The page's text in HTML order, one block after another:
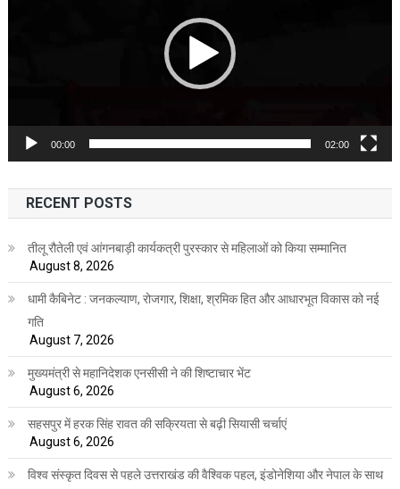
00:00 02:00
RECENT POSTS
तीलू रौतेली एवं आंगनबाड़ी कार्यकत्री पुरस्कार से महिलाओं को किया सम्मानित
August 8, 2026
धामी कैबिनेट : जनकल्याण, रोजगार, शिक्षा, श्रमिक हित और आधारभूत विकास को नई
गति
August 7, 2026
मुख्यमंत्री से महानिदेशक एनसीसी ने की शिष्टाचार भेंट
August 6, 2026
सहसपुर में हरक सिंह रावत की सक्रियता से बढ़ी सियासी चर्चाएं
August 6, 2026
विश्व संस्कृत दिवस से पहले उत्तराखंड की वैश्विक पहल, इंडोनेशिया और नेपाल के साथ